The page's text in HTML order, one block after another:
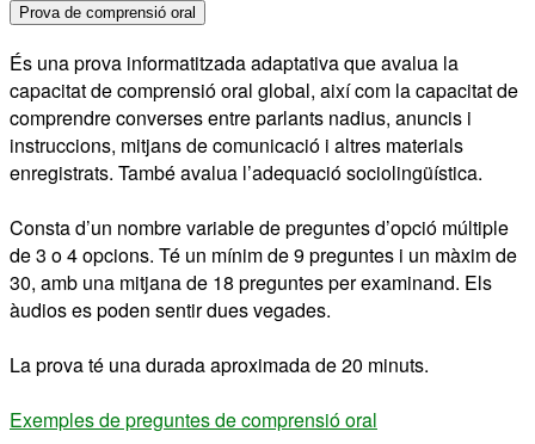
Prova de comprensió oral
És una prova informatitzada adaptativa que avalua la
capacitat de comprensió oral global, així com la capacitat de
comprendre converses entre parlants nadius, anuncis i
instruccions, mitjans de comunicació i altres materials
enregistrats. També avalua l’adequació sociolingüística.
Consta d’un nombre variable de preguntes d’opció múltiple
de 3 o 4 opcions. Té un mínim de 9 preguntes i un màxim de
30, amb una mitjana de 18 preguntes per examinand. Els
àudios es poden sentir dues vegades.
La prova té una durada aproximada de 20 minuts.
Exemples de preguntes de comprensió oral